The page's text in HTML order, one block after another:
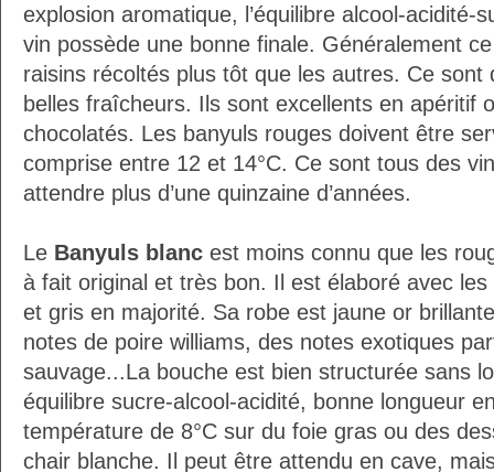
explosion aromatique, l’équilibre alcool-acidité-
vin possède une bonne finale. Généralement
raisins récoltés plus tôt que les autres. Ce sont
belles fraîcheurs. Ils sont excellents en apéritif
chocolatés. Les banyuls rouges doivent être
comprise entre 12 et 14°C. Ce sont tous des
attendre plus d’une quinzaine d’années.
Le Banyuls blanc est moins connu que les
à fait original et très bon. Il est élaboré avec
et gris en majorité. Sa robe est jaune or
notes de poire williams, des notes exotiques
sauvage...La bouche est bien structurée sans
équilibre sucre-alcool-acidité, bonne longueur
température de 8°C sur du foie gras ou des
chair blanche. Il peut être attendu en cave,